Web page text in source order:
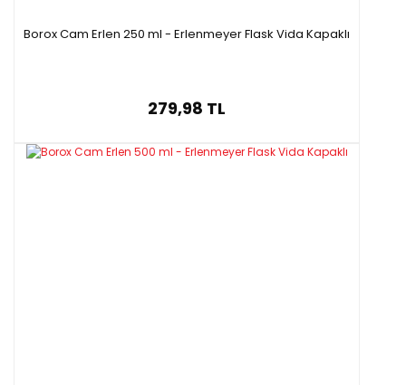
Borox Cam Erlen 250 ml - Erlenmeyer Flask Vida Kapaklı
279,98 TL